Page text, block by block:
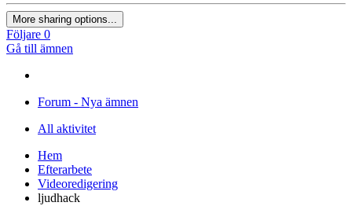
More sharing options...
Följare 0
Gå till ämnen
Forum - Nya ämnen
All aktivitet
Hem
Efterarbete
Videoredigering
ljudhack